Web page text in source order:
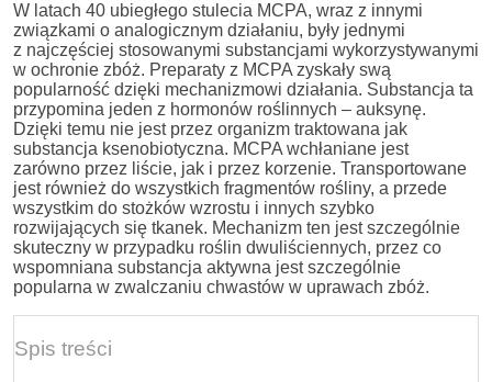
W latach 40 ubiegłego stulecia MCPA, wraz z innymi
związkami o analogicznym działaniu, były jednymi
z najczęściej stosowanymi substancjami wykorzystywanymi
w ochronie zbóż. Preparaty z MCPA zyskały swą
popularność dzięki mechanizmowi działania. Substancja ta
przypomina jeden z hormonów roślinnych – auksynę.
Dzięki temu nie jest przez organizm traktowana jak
substancja ksenobiotyczna. MCPA wchłaniane jest
zarówno przez liście, jak i przez korzenie. Transportowane
jest również do wszystkich fragmentów rośliny, a przede
wszystkim do stożków wzrostu i innych szybko
rozwijających się tkanek. Mechanizm ten jest szczególnie
skuteczny w przypadku roślin dwuliściennych, przez co
wspomniana substancja aktywna jest szczególnie
popularna w zwalczaniu chwastów w uprawach zbóż.
Spis treści